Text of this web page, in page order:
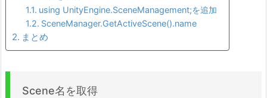
using UnityEngine.SceneManagement;を追加
SceneManager.GetActiveScene().name
まとめ
Scene名を取得